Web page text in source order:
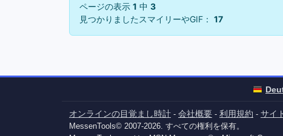
ページの表示 1 中 3
見つかりましたスマイリーやGIF： 17
オンラインの目覚まし時計 - 会社概要 - 利用規約 - サイ
MessenTools© 2007-2026. すべての権利を保有。